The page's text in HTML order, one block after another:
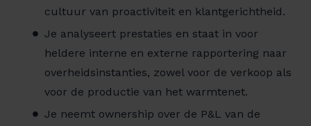
cultuur van proactiviteit en klantgerichtheid.
Je analyseert prestaties en staat in voor
heldere interne en externe rapportering naar
overheidsinstanties, zowel voor de verkoop als
voor de productie van het warmtenet.
Je neemt ownership over de P&L van de